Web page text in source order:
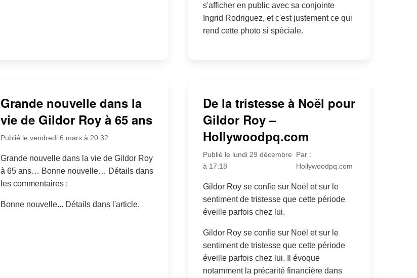
s'afficher en public avec sa conjointe
Ingrid Rodriguez, et c'est justement ce qui
rend cette photo si spéciale.
Grande nouvelle dans la
vie de Gildor Roy à 65 ans
Publié le vendredi 6 mars à 20:32
Grande nouvelle dans la vie de Gildor Roy
à 65 ans… Bonne nouvelle… Détails dans
les commentaires :
Bonne nouvelle... Détails dans l'article.
De la tristesse à Noël pour
Gildor Roy –
Hollywoodpq.com
Publié le lundi 29 décembre
à 17:18
Par :
Hollywoodpq.com
Gildor Roy se confie sur Noël et sur le
sentiment de tristesse que cette période
éveille parfois chez lui.
Gildor Roy se confie sur Noël et sur le
sentiment de tristesse que cette période
éveille parfois chez lui. Il évoque
notamment la précarité financière dans